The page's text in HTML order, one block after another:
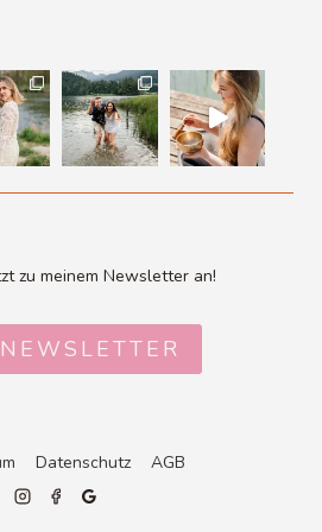
zu meinem Newsletter an!
Datenschutz AGB